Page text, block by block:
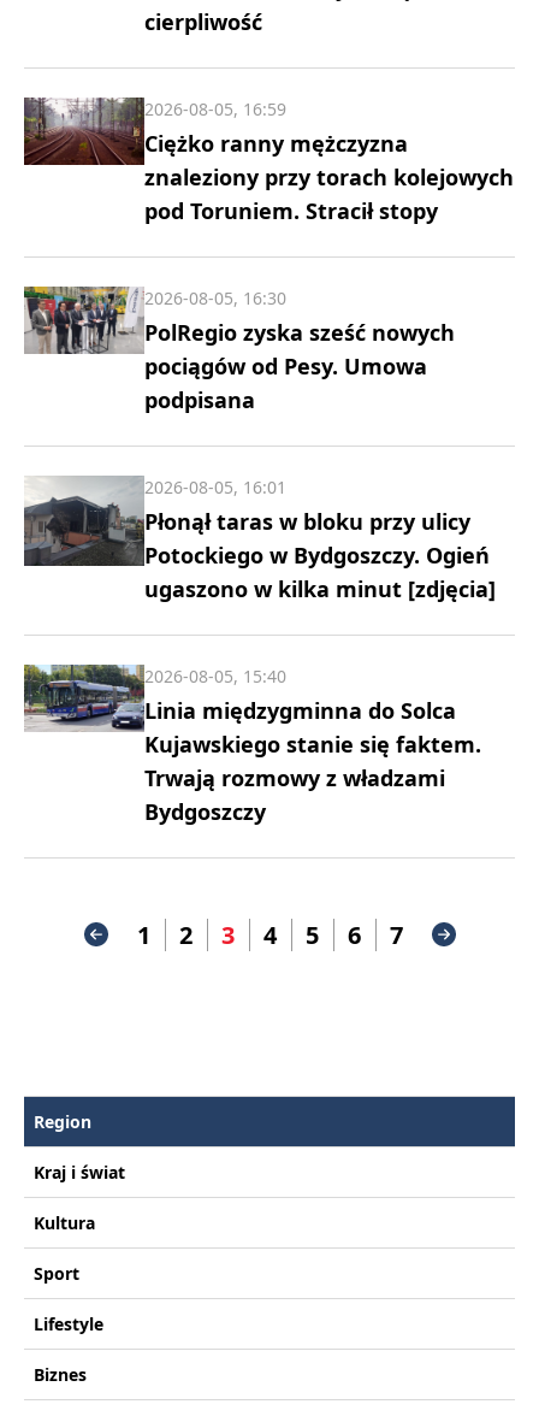
cierpliwość
Ciężko ranny mężczyzna
znaleziony przy torach kolejowych
pod Toruniem. Stracił stopy
2026-08-05, 16:59
PolRegio zyska sześć nowych
pociągów od Pesy. Umowa
podpisana
2026-08-05, 16:30
Płonął taras w bloku przy ulicy
Potockiego w Bydgoszczy. Ogień
ugaszono w kilka minut [zdjęcia]
2026-08-05, 16:01
Linia międzygminna do Solca
Kujawskiego stanie się faktem.
Trwają rozmowy z władzami
Bydgoszczy
2026-08-05, 15:40
1 2 3 4 5 6 7
Region
Kraj i świat
Kultura
Sport
Lifestyle
Biznes